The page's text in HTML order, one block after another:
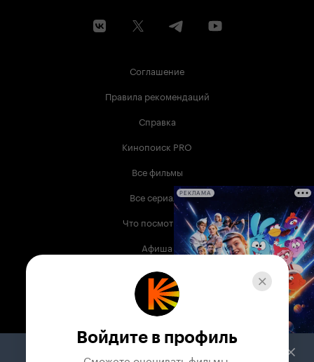
Соглашение
Правила рекомендаций
Справка
Кинопоиск PRO
Все фильмы
Все сериалы
Что посмотреть
Афиша
Музыка
Телепрограмма
Служба поддержки
РЕКЛАМА
Войдите в профиль